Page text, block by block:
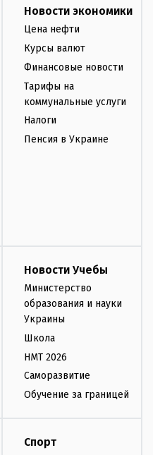
Новости экономики
Цена нефти
Курсы валют
Финансовые новости
Тарифы на
коммунальные услуги
Налоги
Пенсия в Украине
Новости Учебы
Министерство
образования и науки
Украины
Школа
НМТ 2026
Саморазвитие
Обучение за границей
Спорт